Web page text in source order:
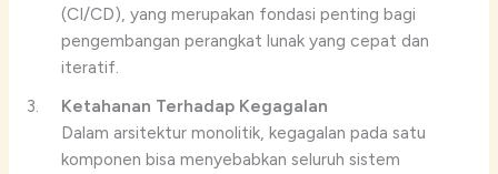
(CI/CD), yang merupakan fondasi penting bagi
pengembangan perangkat lunak yang cepat dan
iteratif.
Ketahanan Terhadap Kegagalan
Dalam arsitektur monolitik, kegagalan pada satu
komponen bisa menyebabkan seluruh sistem